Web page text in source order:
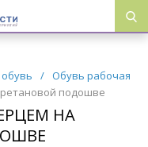
/ Обувь рабочая
подошве
НА